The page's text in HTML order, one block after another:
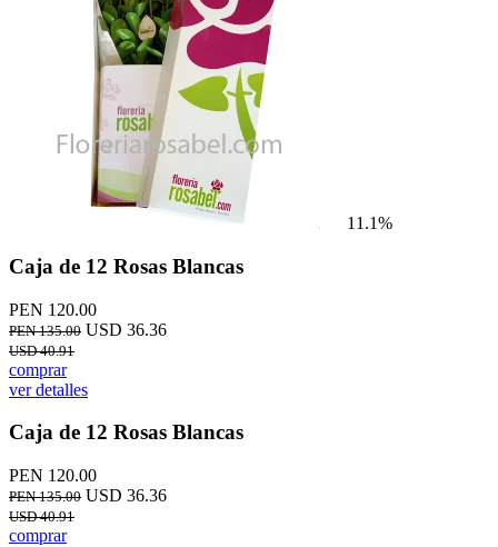
11.1%
Caja de 12 Rosas Blancas
PEN 120.00
PEN 135.00 USD 36.36
USD 40.91
comprar
ver detalles
Caja de 12 Rosas Blancas
PEN 120.00
PEN 135.00 USD 36.36
USD 40.91
comprar